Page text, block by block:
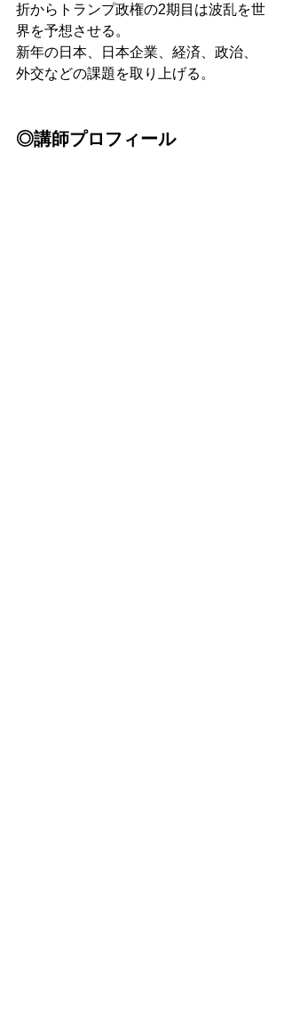
折からトランプ政権の2期目は波乱を世
界を予想させる。
新年の日本、日本企業、経済、政治、
外交などの課題を取り上げる。
◎講師プロフィール